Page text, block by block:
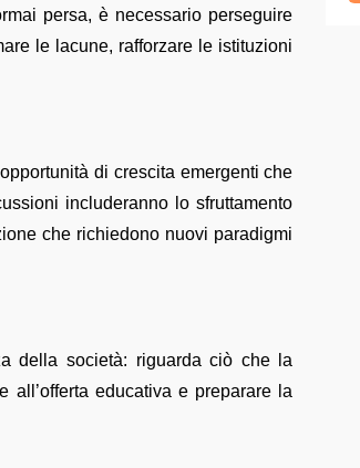
persa, è necessario perseguire
le lacune, rafforzare le istituzioni
di crescita emergenti che
includeranno lo sfruttamento
che richiedono nuovi paradigmi
della società: riguarda ciò che la
all’offerta educativa e preparare la